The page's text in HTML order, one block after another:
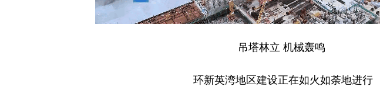
吊塔林立 机械轰鸣
环新英湾地区建设正在如火如荼地进行